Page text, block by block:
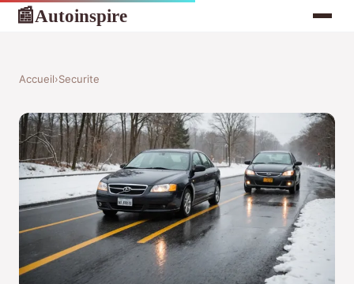
📰Autoinspire
Accueil›Securite